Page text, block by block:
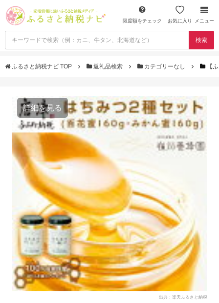
限度額をチェック お気に入り メニュー
検索
ふるさと納税ナビ TOP 返礼品検索 カテゴリーなし 【
詳細を見る
出典：楽天ふるさと納税